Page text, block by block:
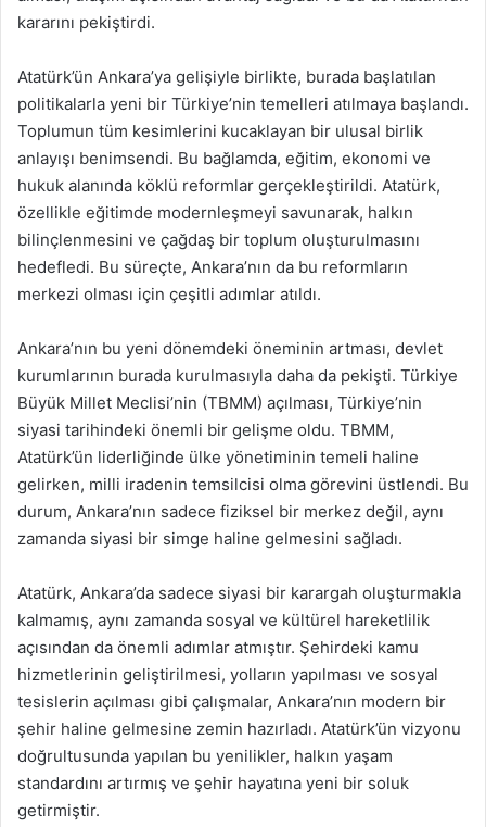
kararını pekiştirdi.
Atatürk’ün Ankara’ya gelişiyle birlikte, burada başlatılan
politikalarla yeni bir Türkiye’nin temelleri atılmaya başlandı.
Toplumun tüm kesimlerini kucaklayan bir ulusal birlik
anlayışı benimsendi. Bu bağlamda, eğitim, ekonomi ve
hukuk alanında köklü reformlar gerçekleştirildi. Atatürk,
özellikle eğitimde modernleşmeyi savunarak, halkın
bilinçlenmesini ve çağdaş bir toplum oluşturulmasını
hedefledi. Bu süreçte, Ankara’nın da bu reformların
merkezi olması için çeşitli adımlar atıldı.
Ankara’nın bu yeni dönemdeki öneminin artması, devlet
kurumlarının burada kurulmasıyla daha da pekişti. Türkiye
Büyük Millet Meclisi’nin (TBMM) açılması, Türkiye’nin
siyasi tarihindeki önemli bir gelişme oldu. TBMM,
Atatürk’ün liderliğinde ülke yönetiminin temeli haline
gelirken, milli iradenin temsilcisi olma görevini üstlendi. Bu
durum, Ankara’nın sadece fiziksel bir merkez değil, aynı
zamanda siyasi bir simge haline gelmesini sağladı.
Atatürk, Ankara’da sadece siyasi bir karargah oluşturmakla
kalmamış, aynı zamanda sosyal ve kültürel hareketlilik
açısından da önemli adımlar atmıştır. Şehirdeki kamu
hizmetlerinin geliştirilmesi, yolların yapılması ve sosyal
tesislerin açılması gibi çalışmalar, Ankara’nın modern bir
şehir haline gelmesine zemin hazırladı. Atatürk’ün vizyonu
doğrultusunda yapılan bu yenilikler, halkın yaşam
standardını artırmış ve şehir hayatına yeni bir soluk
getirmiştir.